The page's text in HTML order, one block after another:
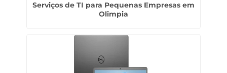
Serviços de TI para Pequenas Empresas em
Olimpia